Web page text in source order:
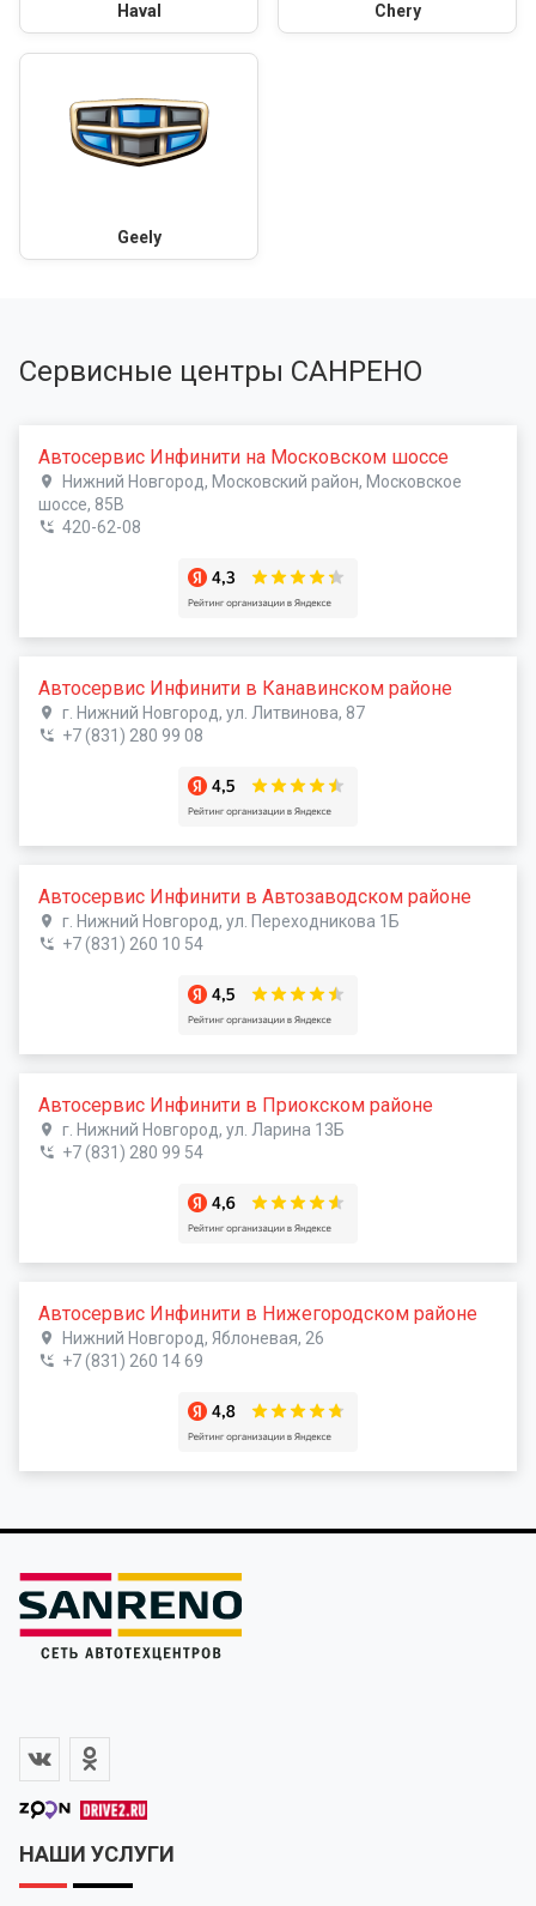
Haval Chery
Geely
Сервисные центры САНРЕНО
Автосервис Инфинити на Московском шоссе
Нижний Новгород, Московский район, Московское
шоссе, 85В
420-62-08
Автосервис Инфинити в Канавинском районе
г. Нижний Новгород, ул. Литвинова, 87
+7 (831) 280 99 08
Автосервис Инфинити в Автозаводском районе
г. Нижний Новгород, ул. Переходникова 1Б
+7 (831) 260 10 54
Автосервис Инфинити в Приокском районе
г. Нижний Новгород, ул. Ларина 13Б
+7 (831) 280 99 54
Автосервис Инфинити в Нижегородском районе
Нижний Новгород, Яблоневая, 26
+7 (831) 260 14 69
НАШИ УСЛУГИ